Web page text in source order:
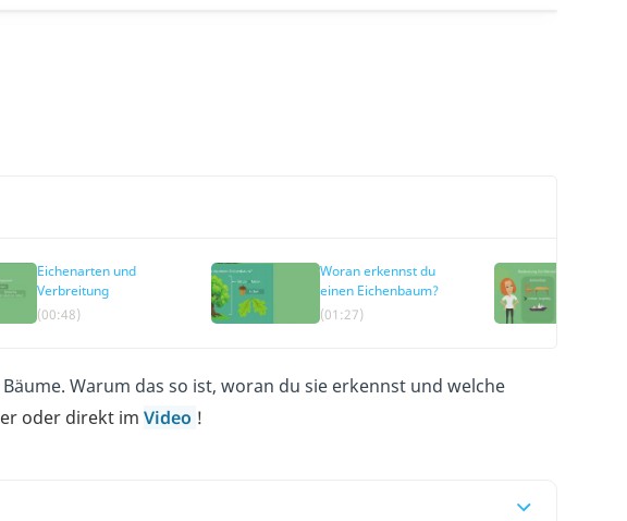
Eichenarten und
Verbreitung
(00:48)
Woran erkennst du
einen Eichenbaum?
(01:27)
Warum das so ist, woran du sie erkennst und welche
oder direkt im Video !